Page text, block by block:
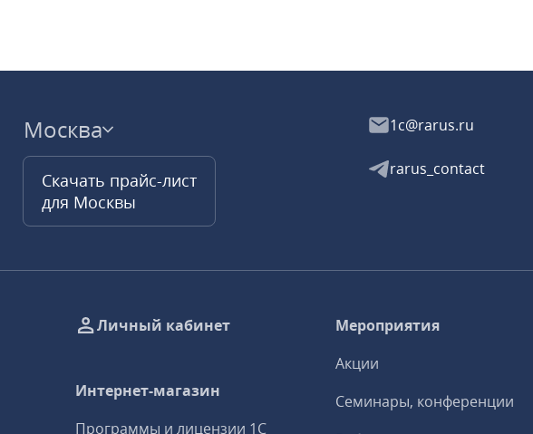
Москва
Скачать прайс-лист
для Москвы
1c@rarus.ru
rarus_contact
Личный кабинет
Интернет-магазин
Программы и лицензии 1С
Мероприятия
Акции
Семинары, конференции